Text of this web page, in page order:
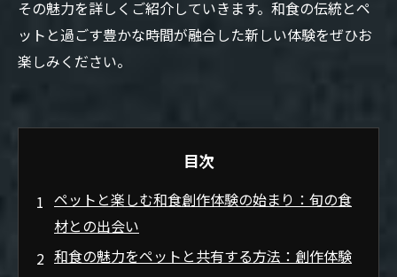
その魅力を詳しくご紹介していきます。和食の伝統とペ
ットと過ごす豊かな時間が融合した新しい体験をぜひお
楽しみください。
目次
ペットと楽しむ和食創作体験の始まり：旬の食
材との出会い
和食の魅力をペットと共有する方法：創作体験